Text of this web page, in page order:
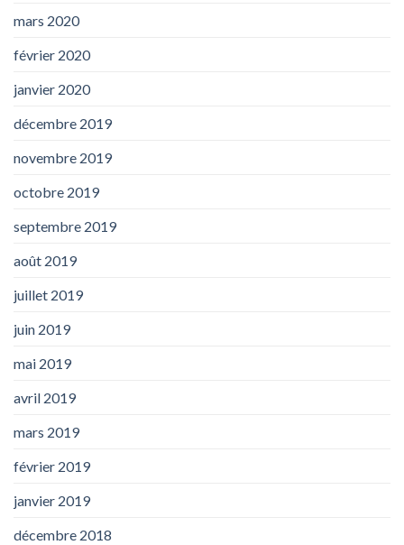
mars 2020
février 2020
janvier 2020
décembre 2019
novembre 2019
octobre 2019
septembre 2019
août 2019
juillet 2019
juin 2019
mai 2019
avril 2019
mars 2019
février 2019
janvier 2019
décembre 2018